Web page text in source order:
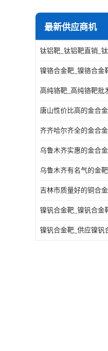
三氧化铝靶材
铬靶材
镧靶材
最新供应商机
唐山性价比高的金合
齐齐哈尔齐全的金合
乌鲁木齐实惠的金合
乌鲁木齐有名气的金
吉林市质量好的铜合金